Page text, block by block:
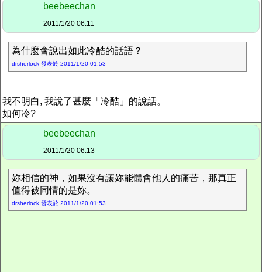
beebeechan
2011/1/20 06:11
為什麼會說出如此冷酷的話語？
drsherlock 發表於 2011/1/20 01:53
我不明白, 我說了甚麼「冷酷」的說話。
如何冷?
beebeechan
2011/1/20 06:13
妳相信的神，如果沒有讓妳能體會他人的痛苦，那真正
值得被同情的是妳。
drsherlock 發表於 2011/1/20 01:53